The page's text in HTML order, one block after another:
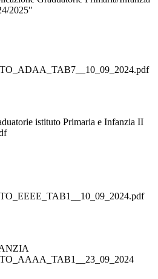
2025"
istituto Primaria e Infanzia II